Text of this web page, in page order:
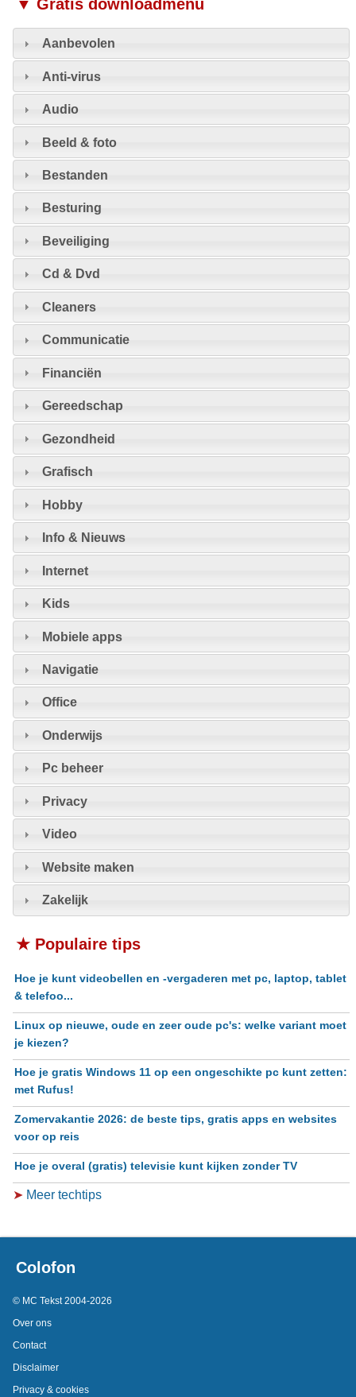
▼ Gratis downloadmenu
Aanbevolen
Anti-virus
Audio
Beeld & foto
Bestanden
Besturing
Beveiliging
Cd & Dvd
Cleaners
Communicatie
Financiën
Gereedschap
Gezondheid
Grafisch
Hobby
Info & Nieuws
Internet
Kids
Mobiele apps
Navigatie
Office
Onderwijs
Pc beheer
Privacy
Video
Website maken
Zakelijk
★ Populaire tips
Hoe je kunt videobellen en -vergaderen met pc, laptop, tablet
& telefoo...
Linux op nieuwe, oude en zeer oude pc's: welke variant moet
je kiezen?
Hoe je gratis Windows 11 op een ongeschikte pc kunt zetten:
met Rufus!
Zomervakantie 2026: de beste tips, gratis apps en websites
voor op reis
Hoe je overal (gratis) televisie kunt kijken zonder TV
➤ Meer techtips
Colofon
© MC Tekst 2004-2026
Over ons
Contact
Disclaimer
Privacy & cookies